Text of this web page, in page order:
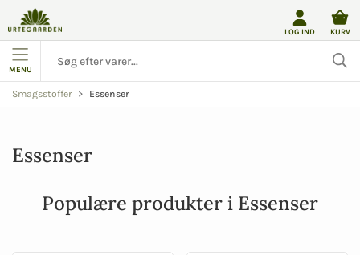
LOG IND KURV
MENU
Smagsstoffer Essenser
Essenser
Populære produkter i Essenser